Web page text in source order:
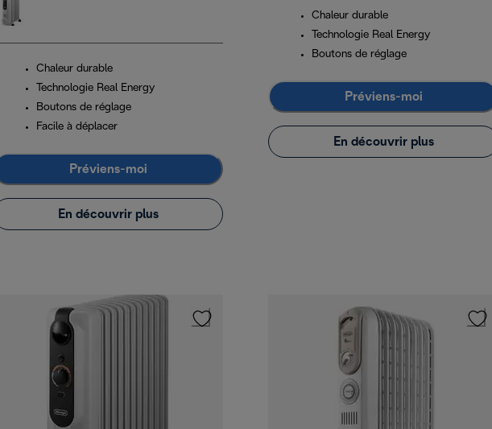
Chaleur durable
Technologie Real Energy
Boutons de réglage
Facile à déplacer
Préviens-moi
En découvrir plus
Chaleur durable
Technologie Real Energy
Boutons de réglage
Préviens-moi
En découvrir plus